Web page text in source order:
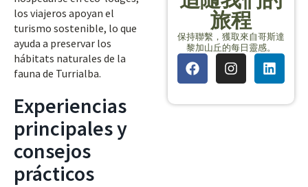
los viajeros apoyan el
turismo sostenible, lo que
ayuda a preservar los
hábitats naturales de la
fauna de Turrialba.
Experiencias
principales y
consejos
prácticos
旅程
保持聯繫，獲取來自哥斯達
黎加山丘的每日靈感。